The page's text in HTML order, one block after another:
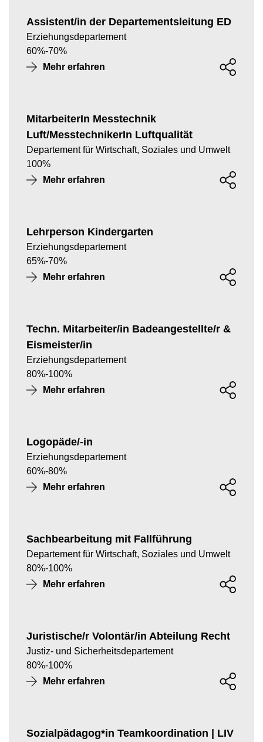
Assistent/in der Departementsleitung ED
Erziehungsdepartement
60%-70%
Mehr erfahren
MitarbeiterIn Messtechnik
Luft/MesstechnikerIn Luftqualität
Departement für Wirtschaft, Soziales und Umwelt
100%
Mehr erfahren
Lehrperson Kindergarten
Erziehungsdepartement
65%-70%
Mehr erfahren
Techn. Mitarbeiter/in Badeangestellte/r &
Eismeister/in
Erziehungsdepartement
80%-100%
Mehr erfahren
Logopäde/-in
Erziehungsdepartement
60%-80%
Mehr erfahren
Sachbearbeitung mit Fallführung
Departement für Wirtschaft, Soziales und Umwelt
80%-100%
Mehr erfahren
Juristische/r Volontär/in Abteilung Recht
Justiz- und Sicherheitsdepartement
80%-100%
Mehr erfahren
Sozialpädagog*in Teamkoordination | LIV